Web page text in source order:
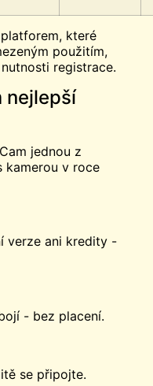
které
použitím,
registrace.
nejlepší
jednou z
kamerou v roce
verze ani kredity -
- bez placení.
se připojte.